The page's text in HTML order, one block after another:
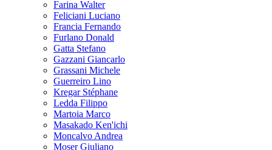
Farina Walter
Feliciani Luciano
Francia Fernando
Furlano Donald
Gatta Stefano
Gazzani Giancarlo
Grassani Michele
Guerreiro Lino
Kregar Stéphane
Ledda Filippo
Martoia Marco
Masakado Ken'ichi
Moncalvo Andrea
Moser Giuliano